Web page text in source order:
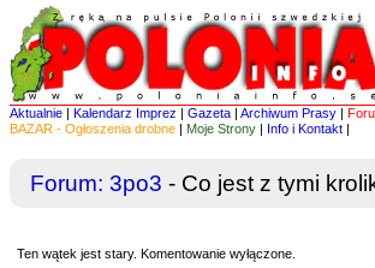
Aktualnie | Kalendarz Imprez | Gazeta | Archiwum Prasy |
BAZAR - Ogłoszenia drobne | Moje Strony | Info i Kontakt |
Forum: 3po3 - Co jest z tymi
Ten wątek jest stary. Komentowanie wyłączone.